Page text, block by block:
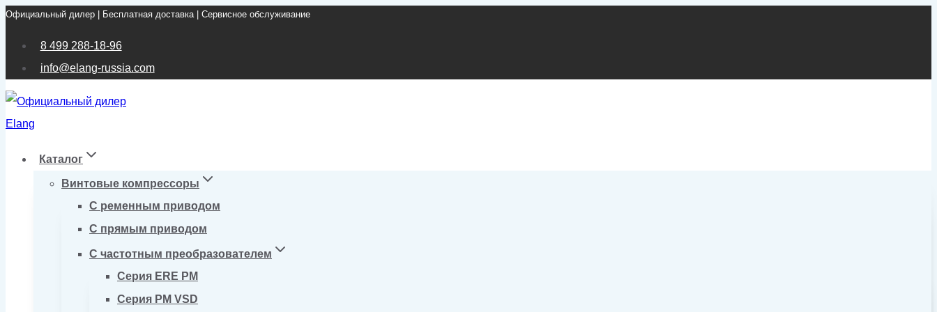
Перейти
Официальный дилер | Бесплатная доставка | Сервисное обслуживание
8 499 288-18-96
info@elang-russia.com
Каталог
Винтовые компрессоры
С ременным приводом
С прямым приводом
С частотным преобразователем
Серия ERE PM
Серия PM VSD